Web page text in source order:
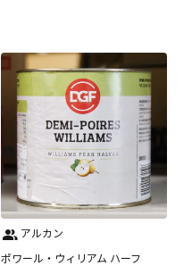
アルカン
ポワール・ウィリアム ハーフ